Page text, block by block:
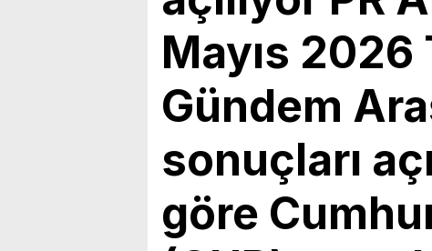
bulunduk. Ortak akıl ve iş
Mayıs
Gündem
sonuçları
göre